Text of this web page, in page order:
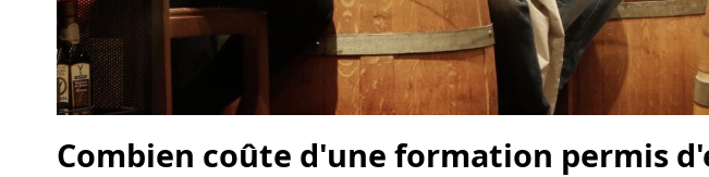
Combien coûte d'une formation permis